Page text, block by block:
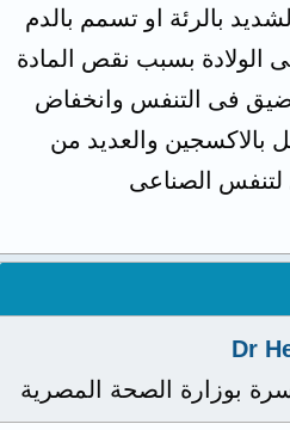
بالرئة او تسمم بالدم
الولادة بسبب نقص المادة
فى التنفس وانخفاض
بالاكسجين والعديد من
لتنفس الصناعى
Dr
بوزارة الصحة المصرية